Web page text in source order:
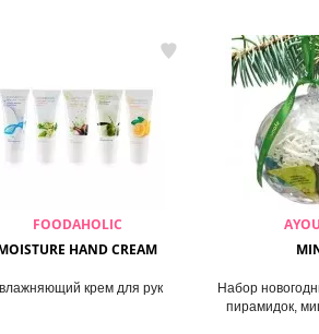
FOODAHOLIC
HAND CREAM
крем для рук
Набор
пирамидок,